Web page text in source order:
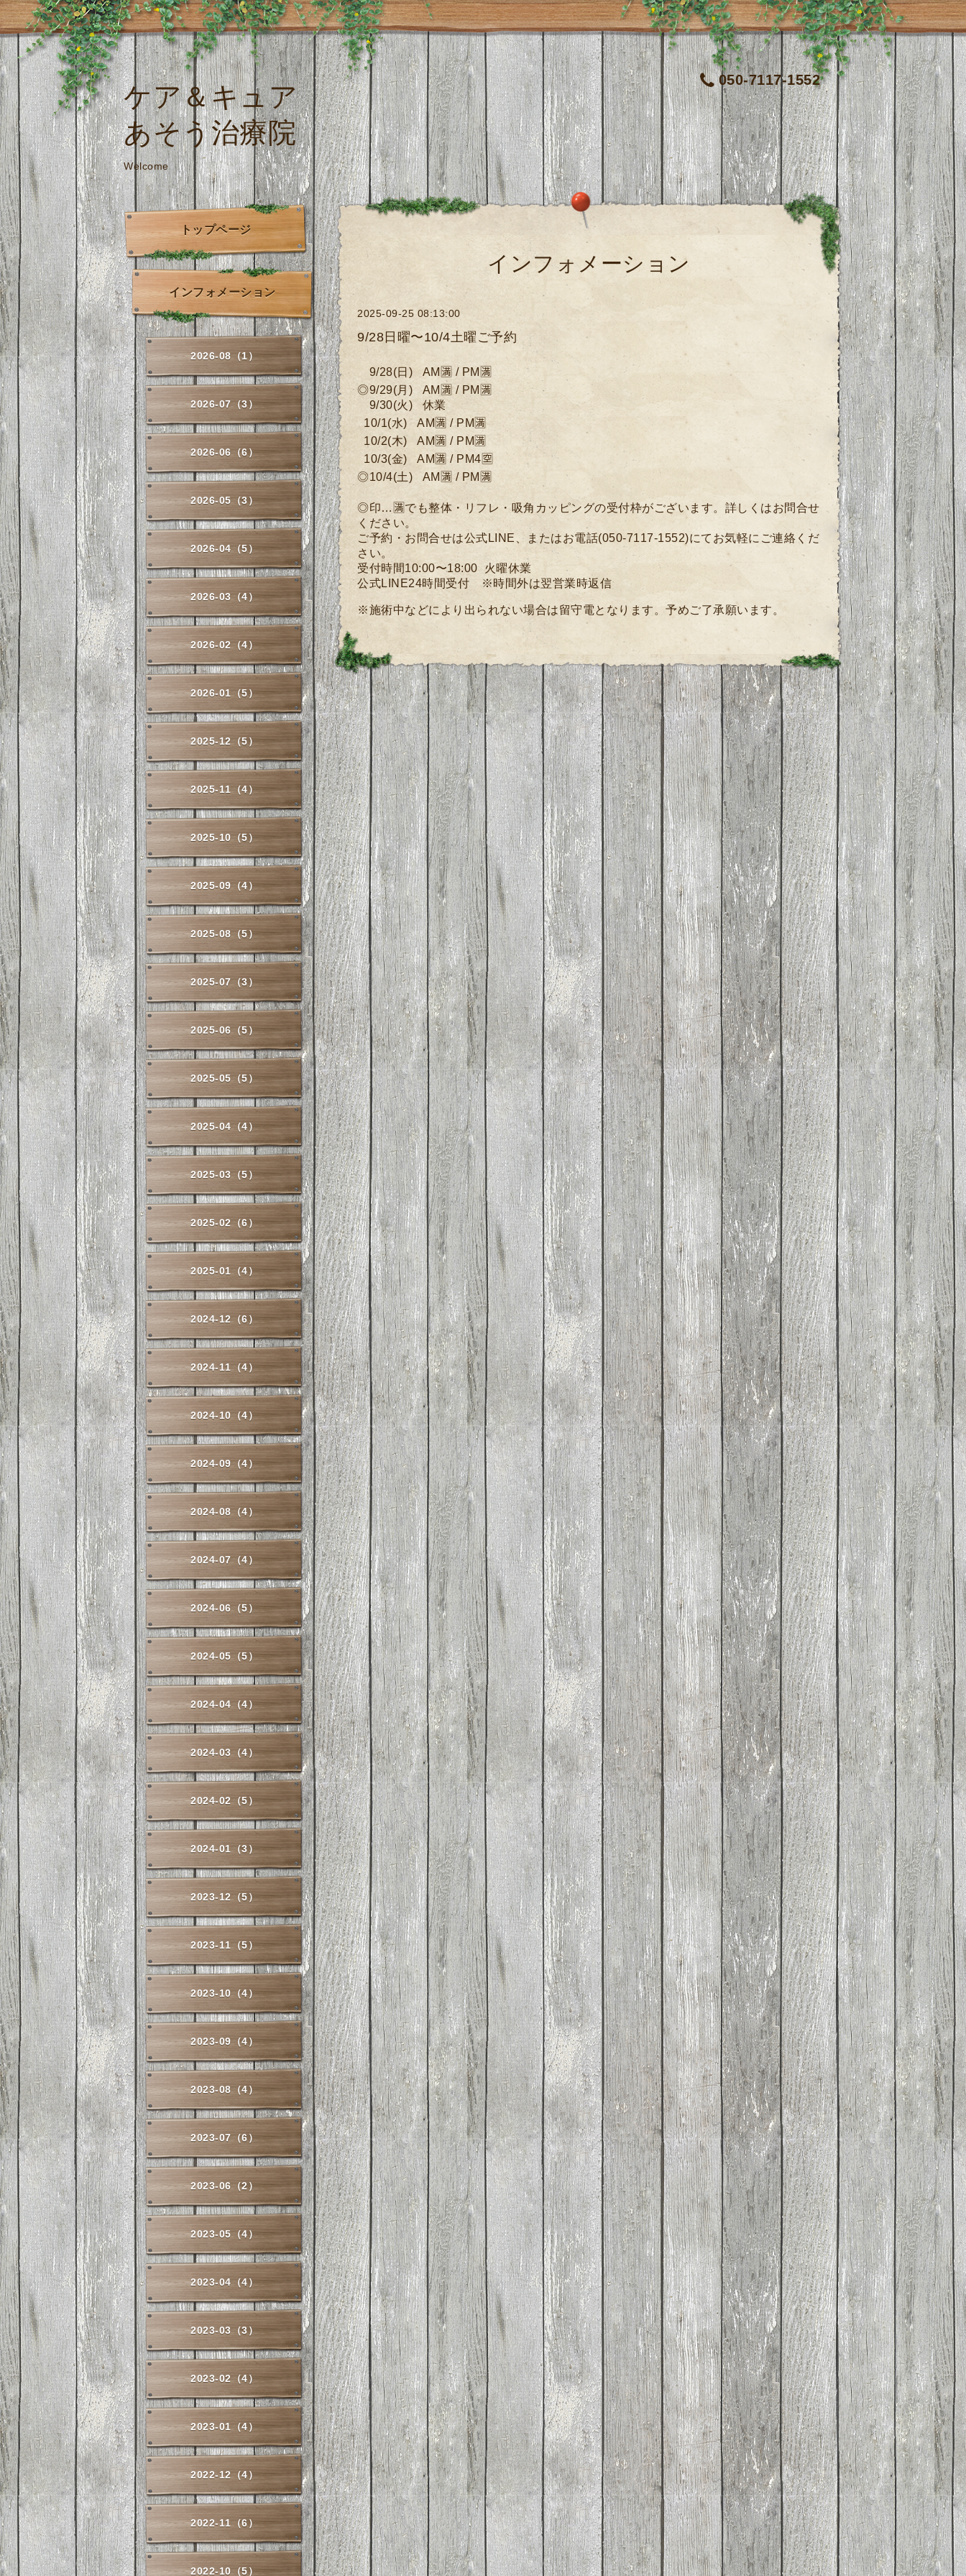
050-7117-1552
ケア＆キュア
あそう治療院
Welcome
インフォメーション
2025-09-25 08:13:00
9/28日曜〜10/4土曜ご予約
9/28(日 ) AM🈵 / PM🈵
◎9/29(月 ) AM🈵 / PM🈵
9/30(火) 休業
10/1(水) AM🈵 / PM🈵
10/2(木) AM🈵 / PM🈵
10/3(金) AM🈵 / PM4🈳
◎10/4(土) AM🈵 / PM🈵
◎印…🈵でも整体・リフレ・吸角カッピングの受付枠がございます。詳しくはお問合せ
ください。
ご予約・お問合せは公式LINE、またはお電話(050-7117-1552)にてお気軽にご連絡くだ
さい。
受付時間10:00〜18:00 火曜休業
公式LINE24時間受付 ※時間外は翌営業時返信
※施術中などにより出られない場合は留守電となります。予めご了承願います。
トップページ
インフォメーション
2026-08（1）
2026-07（3）
2026-06（6）
2026-05（3）
2026-04（5）
2026-03（4）
2026-02（4）
2026-01（5）
2025-12（5）
2025-11（4）
2025-10（5）
2025-09（4）
2025-08（5）
2025-07（3）
2025-06（5）
2025-05（5）
2025-04（4）
2025-03（5）
2025-02（6）
2025-01（4）
2024-12（6）
2024-11（4）
2024-10（4）
2024-09（4）
2024-08（4）
2024-07（4）
2024-06（5）
2024-05（5）
2024-04（4）
2024-03（4）
2024-02（5）
2024-01（3）
2023-12（5）
2023-11（5）
2023-10（4）
2023-09（4）
2023-08（4）
2023-07（6）
2023-06（2）
2023-05（4）
2023-04（4）
2023-03（3）
2023-02（4）
2023-01（4）
2022-12（4）
2022-11（6）
2022-10（5）